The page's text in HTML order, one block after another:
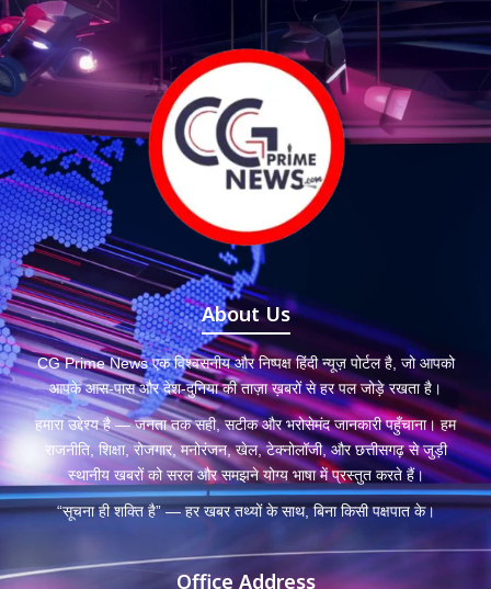
About Us
CG Prime News एक विश्वसनीय और निष्पक्ष हिंदी न्यूज़ पोर्टल है, जो आपको
आपके आस-पास और देश-दुनिया की ताज़ा ख़बरों से हर पल जोड़े रखता है।
हमारा उद्देश्य है — जनता तक सही, सटीक और भरोसेमंद जानकारी पहुँचाना। हम
राजनीति, शिक्षा, रोजगार, मनोरंजन, खेल, टेक्नोलॉजी, और छत्तीसगढ़ से जुड़ी
स्थानीय खबरों को सरल और समझने योग्य भाषा में प्रस्तुत करते हैं।
“सूचना ही शक्ति है” — हर खबर तथ्यों के साथ, बिना किसी पक्षपात के।
Office Address